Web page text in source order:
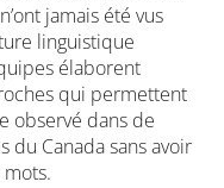
jamais été vus
linguistique
élaborent
qui permettent
observé dans de
du Canada sans avoir